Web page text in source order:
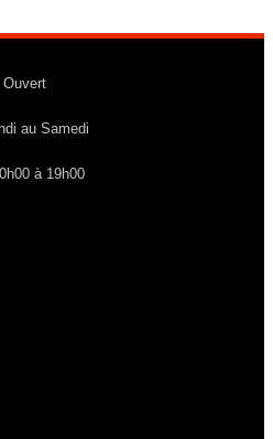
Ouvert
au Samedi
à 19h00